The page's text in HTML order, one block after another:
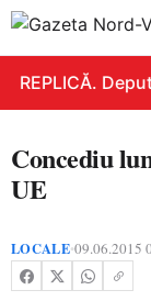
REPLICĂ.
Concediu
UE
LOCALE•09.06.2015